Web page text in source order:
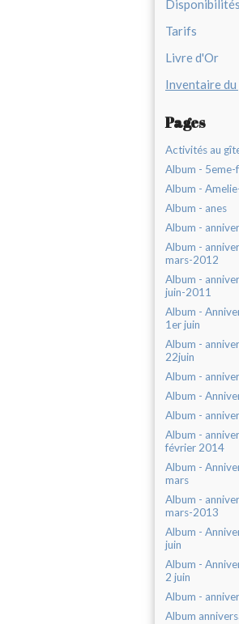
Disponibilités
Tarifs
Livre d'Or
Inventaire
Pages
Activités au
Album -
Album -
Album - anes
Album -
Album -
mars-2012
Album -
juin-2011
Album -
1er juin
Album -
22juin
Album -
Album -
Album -
Album -
février 2014
Album -
mars
Album -
mars-2013
Album -
juin
Album -
2 juin
Album -
Album